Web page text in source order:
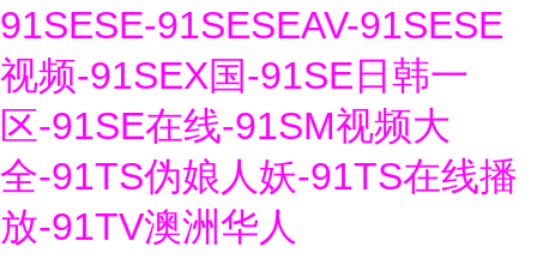
91SESE-91SESEAV-91SESE
视频-91SEX国-91SE日韩一
区-91SE在线-91SM视频大
全-91TS伪娘人妖-91TS在线播
放-91TV澳洲华人